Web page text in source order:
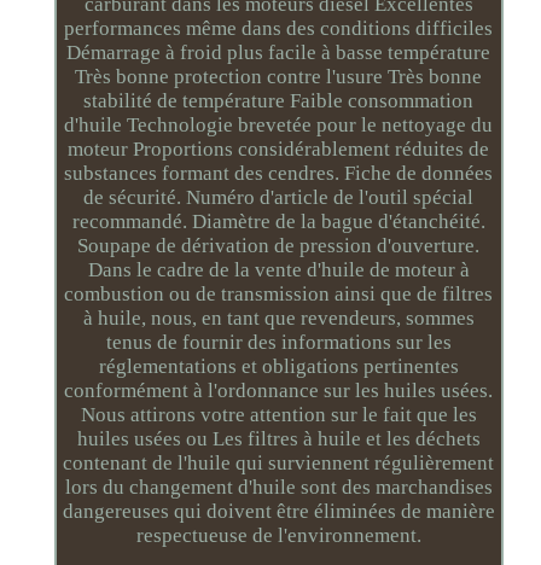
performances même dans des conditions difficiles
Démarrage à froid plus facile à basse température
Très bonne protection contre l'usure Très bonne
stabilité de température Faible consommation
d'huile Technologie brevetée pour le nettoyage du
moteur Proportions considérablement réduites de
substances formant des cendres. Fiche de données
de sécurité. Numéro d'article de l'outil spécial
recommandé. Diamètre de la bague d'étanchéité.
Soupape de dérivation de pression d'ouverture.
Dans le cadre de la vente d'huile de moteur à
combustion ou de transmission ainsi que de filtres
à huile, nous, en tant que revendeurs, sommes
tenus de fournir des informations sur les
réglementations et obligations pertinentes
conformément à l'ordonnance sur les huiles usées.
Nous attirons votre attention sur le fait que les
huiles usées ou Les filtres à huile et les déchets
contenant de l'huile qui surviennent régulièrement
lors du changement d'huile sont des marchandises
dangereuses qui doivent être éliminées de manière
respectueuse de l'environnement.